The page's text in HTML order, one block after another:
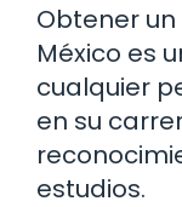
Obtener
México es
cualquier
en su
estudios.